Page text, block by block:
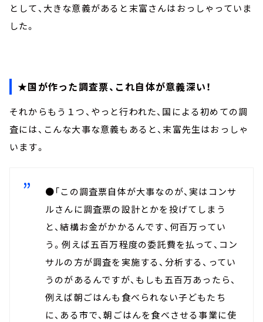
として、大きな意義があると末富さんはおっしゃっていま
した。
★国が作った調査票、これ自体が意義深い！
それからもう１つ、やっと行われた、国による初めての調
査には、こんな大事な意義もあると、末富先生はおっしゃ
います。
●「この調査票自体が大事なのが、実はコンサ
ルさんに調査票の設計とかを投げてしまう
と、結構お金がかかるんです、何百万ってい
う。例えば五百万程度の委託費を払って、コン
サルの方が調査を実施する、分析する、ってい
うのがあるんですが、もしも五百万あったら、
例えば朝ごはんも食べられない子どもたち
に、ある市で、朝ごはんを食べさせる事業に使